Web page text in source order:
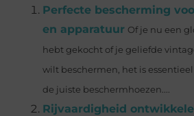
Perfecte bescherming
en apparatuur Of je nu een
hebt gekocht of je geliefde
wilt beschermen, het is
de juiste beschermhoezen....
Rijvaardigheid